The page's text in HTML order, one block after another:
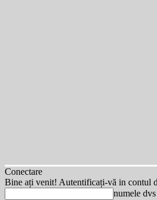
Conectare
Bine ați venit! Autentificați-vă in contul
numele